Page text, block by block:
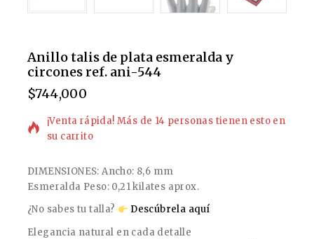
Anillo talis de plata esmeralda y
circones ref. ani-544
$744,000
14 productos vendidos en las últimas 16 horas
¡Venta rápida! Más de 14 personas tienen esto en
su carrito
DIMENSIONES: Ancho: 8,6 mm
Esmeralda Peso: 0,21 kilates aprox.
¿No sabes tu talla?
Descúbrela aquí
Elegancia natural en cada detalle